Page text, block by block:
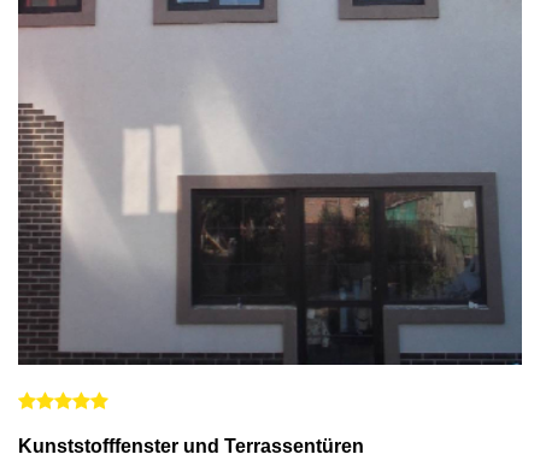
Kunststofffenster und Terrassentüren